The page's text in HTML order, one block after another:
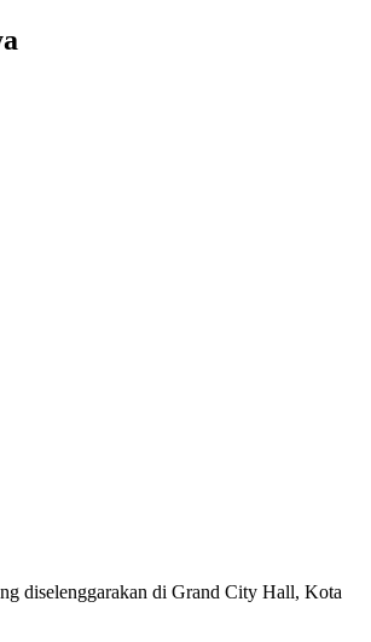
diselenggarakan di Grand City Hall, Kota